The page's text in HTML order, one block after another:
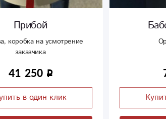
Прибой
коробка на усмотрение
заказчика
41 250
в один клик